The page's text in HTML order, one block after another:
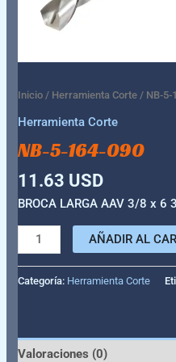
Inicio / Herramienta Corte / NB-5-
Herramienta Corte
NB-5-164-090
11.63 USD
BROCA LARGA AAV 3/8 x 6
AÑADIR AL
Categoría: Herramienta Corte
Valoraciones (0)